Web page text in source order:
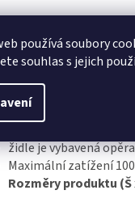
používá soubory
souhlas s jejich
stolů
skvěle se hodí pro
konstrukce z umělé
odolná proti
židle je vybavená
Maximální zatížení
Rozměry produktu (Š